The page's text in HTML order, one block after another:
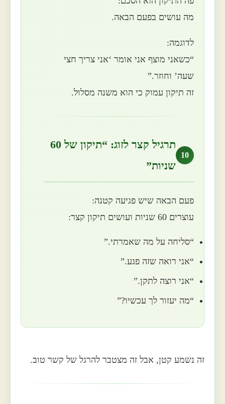
מה עושים בפעם הבאה.
לדוגמה:
“כשאני מוצף אני אומר ‘אני צריך חצי
שעה’ וחוזר.”
זה תיקון עמוק כי הוא משנה מסלול.
10
תרגיל קצר לזוג: “תיקון של 60
שניות”
פעם הבאה שיש פגיעה קטנה:
עוצרים 60 שניות ועושים תיקון קצר:
“סליחה על מה שאמרתי.”
“אני רואה שזה פגע.”
“אני רוצה לתקן.”
“מה יעזור לך עכשיו?”
זה נשמע קטן, אבל זה מצטבר להרגל של קשר טוב.